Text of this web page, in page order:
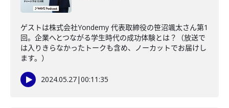
ゲストは株式会社Yondemy 代表取締役の笹沼颯太さん第1
回。企業へとつながる学生時代の成功体験とは？（放送で
は入りきらなかったトークも含め、ノーカットでお届けし
ます。）
2024.05.27|00:11:35